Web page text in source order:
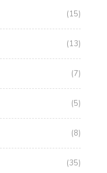
(15)
(13)
(7)
(5)
(8)
(35)